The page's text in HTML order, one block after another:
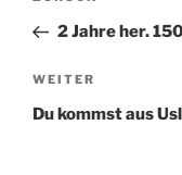
Beitrag
2 Jahre her.
Nächster
Beitrag
WEITER
Du kommst aus